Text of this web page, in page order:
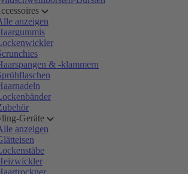
anzeigen
& -klammern
Geräte
anzeigen